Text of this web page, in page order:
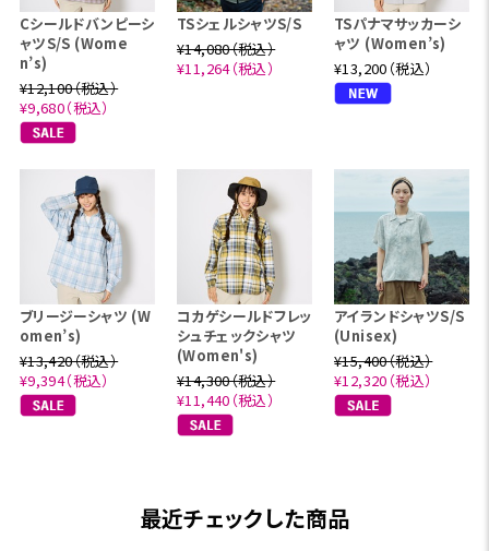
Cシールドバンピーシ
ャツS/S (Wome
n’s)
¥12,100（税込）
¥9,680（税込）
TSシェルシャツS/S
¥14,080（税込）
¥11,264（税込）
TSパナマサッカーシ
ャツ (Women’s)
¥13,200（税込）
ブリージーシャツ (W
omen’s)
¥13,420（税込）
¥9,394（税込）
コカゲシールドフレッ
シュチェックシャツ
(Women's)
¥14,300（税込）
¥11,440（税込）
アイランドシャツS/S
(Unisex)
¥15,400（税込）
¥12,320（税込）
最近チェックした商品